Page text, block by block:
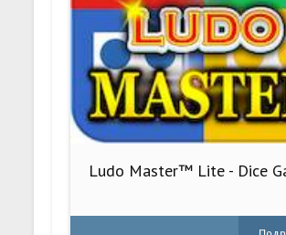
Ludo Master™ Lite - Dice